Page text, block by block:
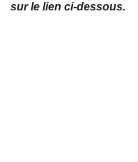
sur le lien ci-dessous.